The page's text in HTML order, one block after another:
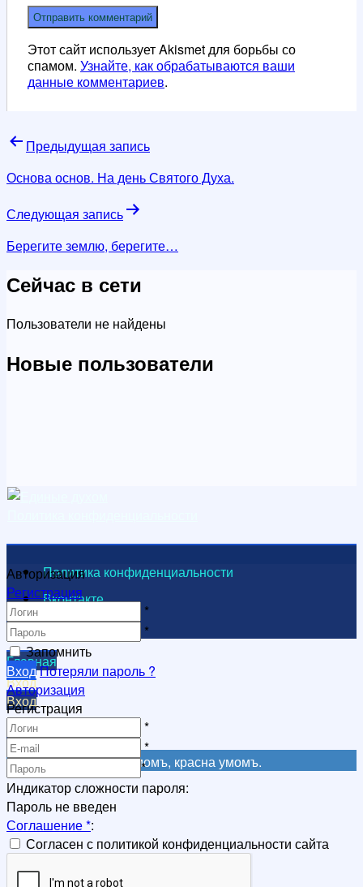
Этот сайт использует Akismet для борьбы со
спамом. Узнайте, как обрабатываются ваши
данные комментариев.
Навигация
по
Предыдущая запись
Основа основ. На день Святого Духа.
Следующая запись
Берегите землю, берегите…
Сейчас в сети
Пользователи не найдены
Новые пользователи
Политика конфиденциальности
Вконтакте
Видеоканал
Главная
Вход
Вход
Регистрация
Регистрация
Не красна книга письмомъ, красна умомъ.
Авторизация
Регистрация
*
*
Запомнить
ВходПотеряли пароль ?
Авторизация
Регистрация
*
*
*
Индикатор сложности пароля:
Пароль не введен
Соглашение*:
Согласен с политикой конфиденциальности сайта